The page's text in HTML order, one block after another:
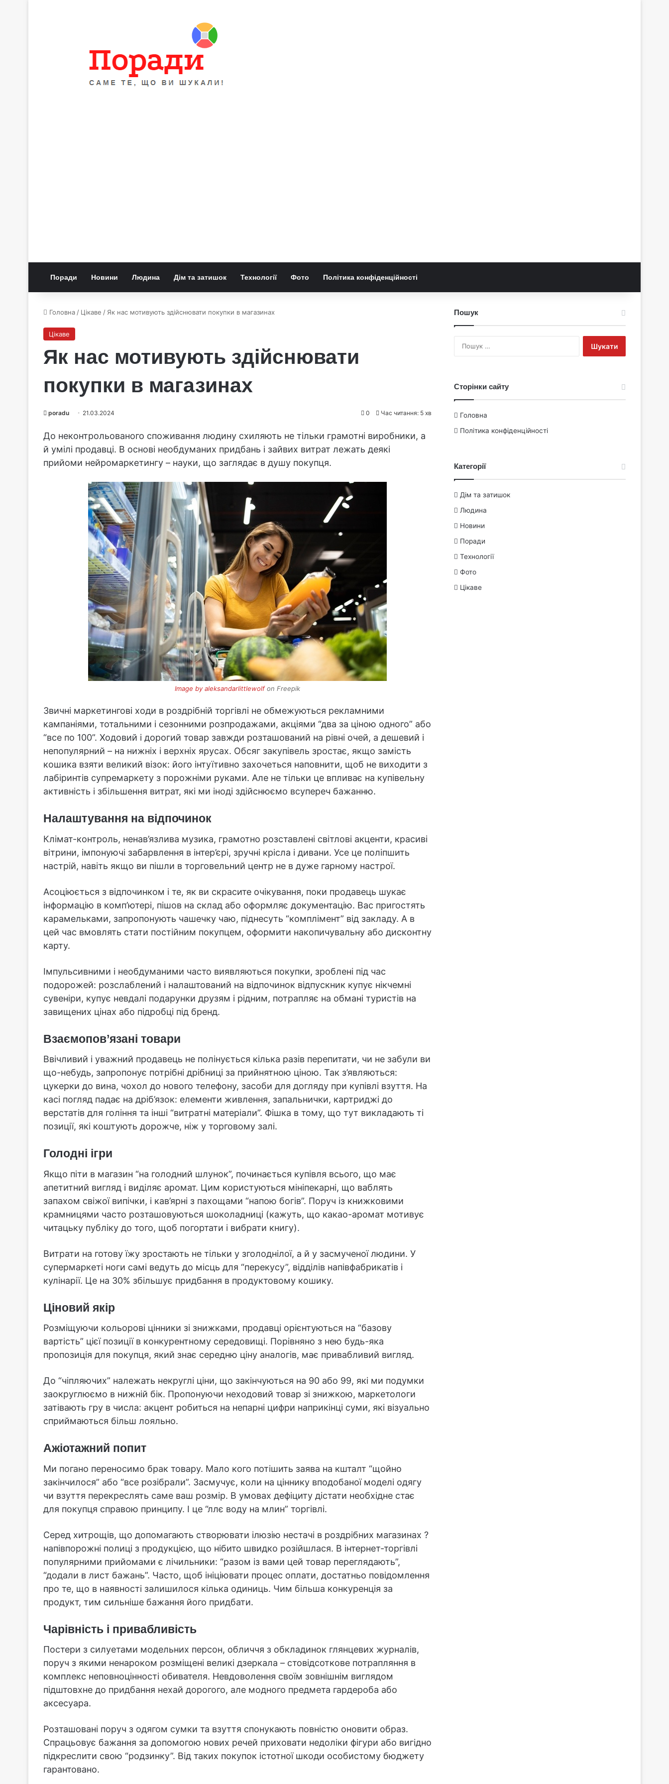
Поради Новини Людина Дім та затишок Технології Фото Політика конфіденційності
Головна / Цікаве / Як нас мотивують здійснювати покупки в магазинах
Цікаве
Як нас мотивують здійснювати
покупки в магазинах
poradu 21.03.2024 0 Час читання: 5 хв
До неконтрольованого споживання людину схиляють не тільки грамотні виробники, а
й умілі продавці. В основі необдуманих придбань і зайвих витрат лежать деякі
прийоми нейромаркетингу – науки, що заглядає в душу покупця.
Image by aleksandarlittlewolfon Freepik
Звичні маркетингові ходи в роздрібній торгівлі не обмежуються рекламними
кампаніями, тотальними і сезонними розпродажами, акціями “два за ціною одного” або
“все по 100”. Ходовий і дорогий товар завжди розташований на рівні очей, а дешевий і
непопулярний – на нижніх і верхніх ярусах. Обсяг закупівель зростає, якщо замість
кошика взяти великий візок: його інтуїтивно захочеться наповнити, щоб не виходити з
лабіринтів супремаркету з порожніми руками. Але не тільки це впливає на купівельну
активність і збільшення витрат, які ми іноді здійснюємо всупереч бажанню.
Налаштування на відпочинок
Клімат-контроль, ненав’язлива музика, грамотно розставлені світлові акценти, красиві
вітрини, імпонуючі забарвлення в інтер’єрі, зручні крісла і дивани. Усе це поліпшить
настрій, навіть якщо ви пішли в торговельний центр не в дуже гарному настрої.
Асоціюється з відпочинком і те, як ви скрасите очікування, поки продавець шукає
інформацію в комп’ютері, пішов на склад або оформляє документацію. Вас пригостять
карамельками, запропонують чашечку чаю, піднесуть “комплімент” від закладу. А в
цей час вмовлять стати постійним покупцем, оформити накопичувальну або дисконтну
карту.
Імпульсивними і необдуманими часто виявляються покупки, зроблені під час
подорожей: розслаблений і налаштований на відпочинок відпускник купує нікчемні
сувеніри, купує невдалі подарунки друзям і рідним, потрапляє на обмані туристів на
завищених цінах або підробці під бренд.
Взаємопов’язані товари
Ввічливий і уважний продавець не полінується кілька разів перепитати, чи не забули ви
що-небудь, запропонує потрібні дрібниці за прийнятною ціною. Так з’являються:
цукерки до вина, чохол до нового телефону, засоби для догляду при купівлі взуття. На
касі погляд падає на дріб’язок: елементи живлення, запальнички, картриджі до
верстатів для гоління та інші “витратні матеріали”. Фішка в тому, що тут викладають ті
позиції, які коштують дорожче, ніж у торговому залі.
Голодні ігри
Якщо піти в магазин “на голодний шлунок”, починається купівля всього, що має
апетитний вигляд і виділяє аромат. Цим користуються мініпекарні, що ваблять
запахом свіжої випічки, і кав’ярні з пахощами “напою богів”. Поруч із книжковими
крамницями часто розташовуються шоколадниці (кажуть, що какао-аромат мотивує
читацьку публіку до того, щоб погортати і вибрати книгу).
Витрати на готову їжу зростають не тільки у зголоднілої, а й у засмученої людини. У
супермаркеті ноги самі ведуть до місць для “перекусу”, відділів напівфабрикатів і
кулінарії. Це на 30% збільшує придбання в продуктовому кошику.
Ціновий якір
Розміщуючи кольорові цінники зі знижками, продавці орієнтуються на “базову
вартість” цієї позиції в конкурентному середовищі. Порівняно з нею будь-яка
пропозиція для покупця, який знає середню ціну аналогів, має привабливий вигляд.
До “чіпляючих” належать некруглі ціни, що закінчуються на 90 або 99, які ми подумки
заокруглюємо в нижній бік. Пропонуючи неходовий товар зі знижкою, маркетологи
затівають гру в числа: акцент робиться на непарні цифри наприкінці суми, які візуально
сприймаються більш лояльно.
Ажіотажний попит
Ми погано переносимо брак товару. Мало кого потішить заява на кшталт “щойно
закінчилося” або “все розібрали”. Засмучує, коли на ціннику вподобаної моделі одягу
чи взуття перекреслять саме ваш розмір. В умовах дефіциту дістати необхідне стає
для покупця справою принципу. І це “ллє воду на млин” торгівлі.
Серед хитрощів, що допомагають створювати ілюзію нестачі в роздрібних магазинах ?
напівпорожні полиці з продукцією, що нібито швидко розійшлася. В інтернет-торгівлі
популярними прийомами є лічильники: “разом із вами цей товар переглядають”,
“додали в лист бажань”. Часто, щоб ініціювати процес оплати, достатньо повідомлення
про те, що в наявності залишилося кілька одиниць. Чим більша конкуренція за
продукт, тим сильніше бажання його придбати.
Чарівність і привабливість
Постери з силуетами модельних персон, обличчя з обкладинок глянцевих журналів,
поруч з якими ненароком розміщені великі дзеркала – стовідсоткове потрапляння в
комплекс неповноцінності обивателя. Невдоволення своїм зовнішнім виглядом
підштовхне до придбання нехай дорогого, але модного предмета гардероба або
аксесуара.
Розташовані поруч з одягом сумки та взуття спонукають повністю оновити образ.
Спрацьовує бажання за допомогою нових речей приховати недоліки фігури або вигідно
підкреслити свою “родзинку”. Від таких покупок істотної шкоди особистому бюджету
гарантовано.
Пошук
Сторінки сайту
Головна
Політика конфіденційності
Категорії
Дім та затишок
Людина
Новини
Поради
Технології
Фото
Цікаве